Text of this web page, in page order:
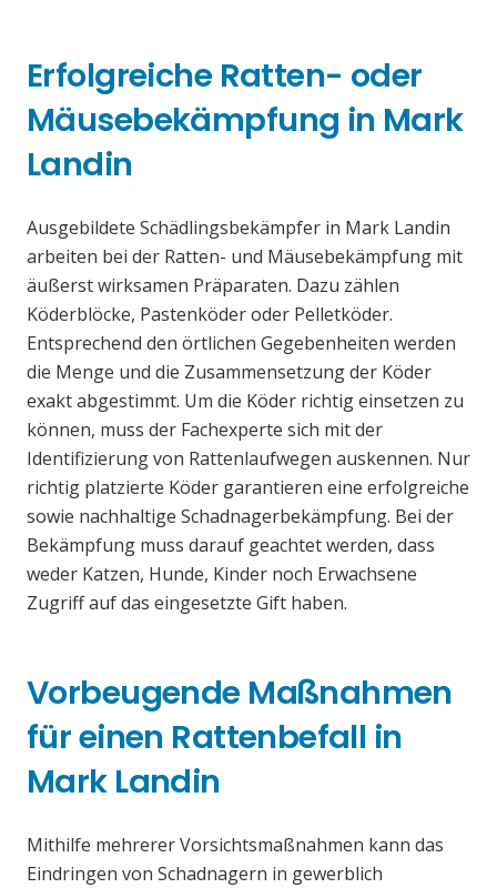
Erfolgreiche Ratten- oder
Mäusebekämpfung in Mark
Landin
Ausgebildete Schädlingsbekämpfer in Mark Landin
arbeiten bei der Ratten- und Mäusebekämpfung mit
äußerst wirksamen Präparaten. Dazu zählen
Köderblöcke, Pastenköder oder Pelletköder.
Entsprechend den örtlichen Gegebenheiten werden
die Menge und die Zusammensetzung der Köder
exakt abgestimmt. Um die Köder richtig einsetzen zu
können, muss der Fachexperte sich mit der
Identifizierung von Rattenlaufwegen auskennen. Nur
richtig platzierte Köder garantieren eine erfolgreiche
sowie nachhaltige Schadnagerbekämpfung. Bei der
Bekämpfung muss darauf geachtet werden, dass
weder Katzen, Hunde, Kinder noch Erwachsene
Zugriff auf das eingesetzte Gift haben.
Vorbeugende Maßnahmen
für einen Rattenbefall in
Mark Landin
Mithilfe mehrerer Vorsichtsmaßnahmen kann das
Eindringen von Schadnagern in gewerblich